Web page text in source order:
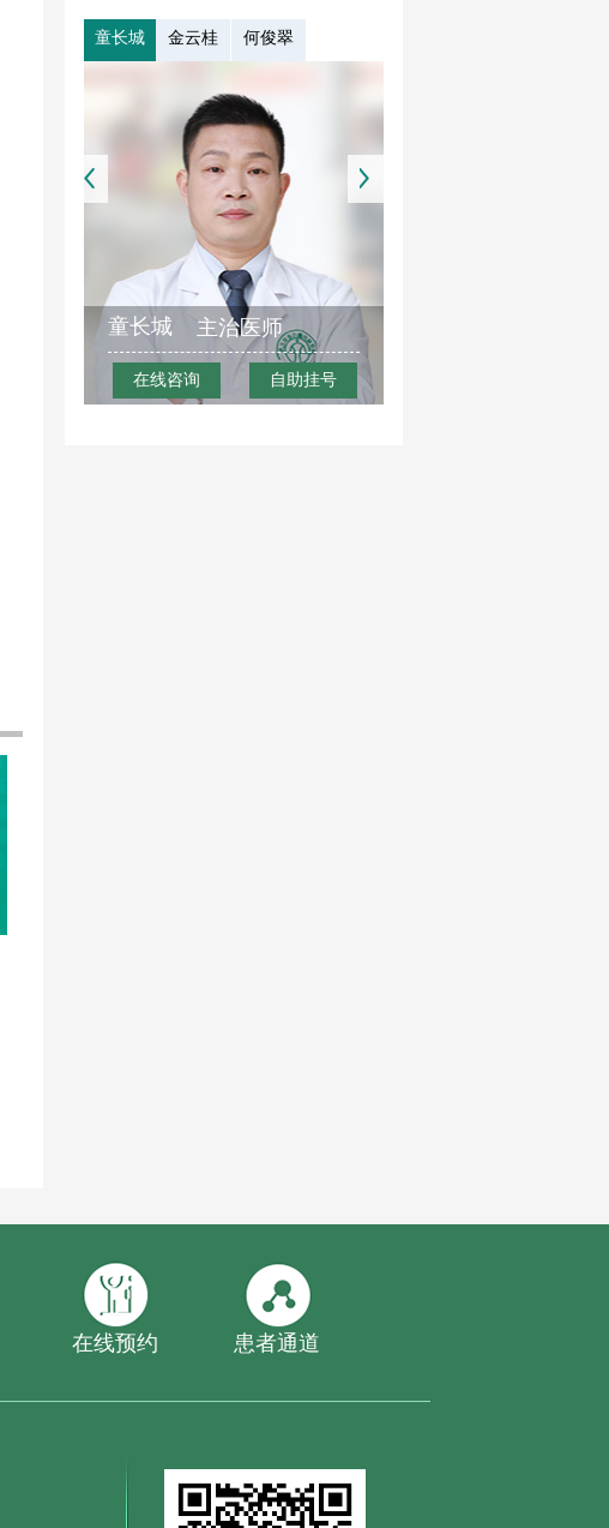
童长城 金云桂 何俊翠
童长城 主治医师
在线咨询 自助挂号
在线预约 患者通道